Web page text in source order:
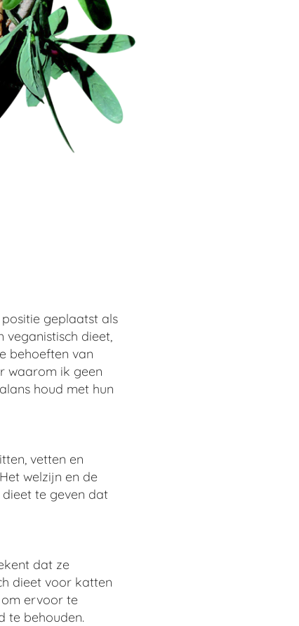
geplaatst als
dieet,
behoeften van
waarom ik geen
houd met hun
vetten en
welzijn en de
te geven dat
dat ze
dieet voor katten
ervoor te
te behouden.